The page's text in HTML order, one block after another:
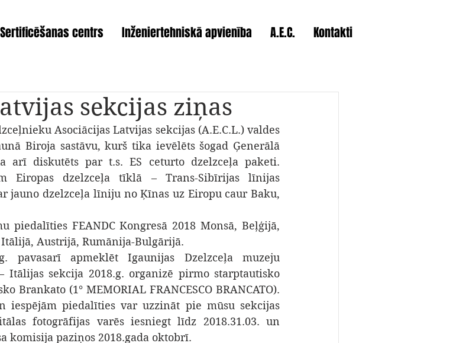
Sertificēšanas centrs Inženiertehniskā apvienība A.E.C. Kontakti
sekcijas ziņas
Asociācijas Latvijas sekcijas (A.E.C.L.) valdes
Biroja sastāvu, kurš tika ievēlēts šogad Ģenerālā
arī diskutēts par t.s. ES ceturto dzelzceļa paketi.
Eiropas dzelzceļa tīklā – Trans-Sibīrijas līnijas
jauno dzelzceļa līniju no Ķīnas uz Eiropu caur Baku,
piedalīties FEANDC Kongresā 2018 Monsā, Beļģijā,
Austrijā, Rumānija-Bulgārijā.
pavasarī apmeklēt Igaunijas Dzelzceļa muzeju
sekcija 2018.g. organizē pirmo starptautisko
Brankato (1° MEMORIAL FRANCESCO BRANCATO).
iespējām piedalīties var uzzināt pie mūsu sekcijas
fotogrāfijas varēs iesniegt līdz 2018.31.03. un
komisija paziņos 2018.gada oktobrī.